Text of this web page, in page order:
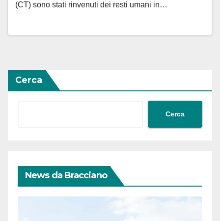
(CT) sono stati rinvenuti dei resti umani in…
Cerca
Cerca
News da Bracciano